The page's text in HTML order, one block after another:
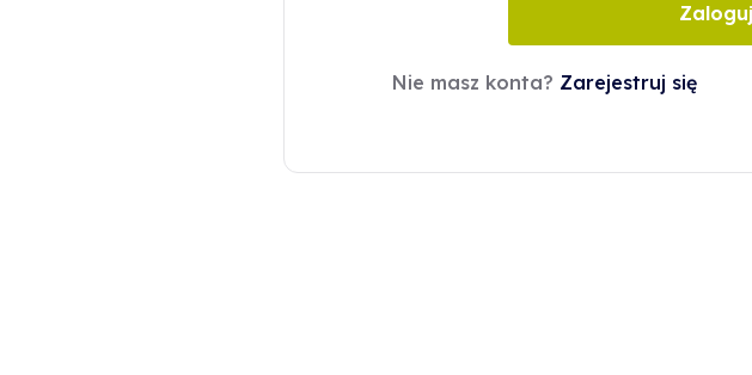
Nie masz konta? Zarejestruj się